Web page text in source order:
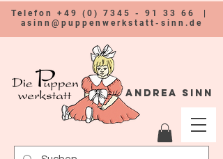
Telefon +49 (0) 7345 - 91 33 66
asinn@puppenwerkstatt-sinn.de
Andrea Sinn